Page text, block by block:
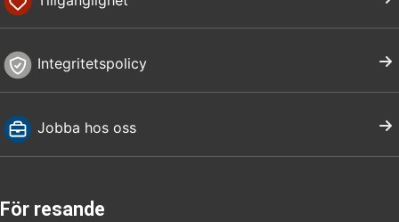
Integritetspolicy
Jobba hos oss
För resande